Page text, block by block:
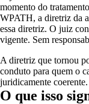
momento do
WPATH, a diretriz da
essa diretriz. O juiz
vigente. Sem
A diretriz que tornou
conduto para quem o
juridicamente coerente.
O que isso